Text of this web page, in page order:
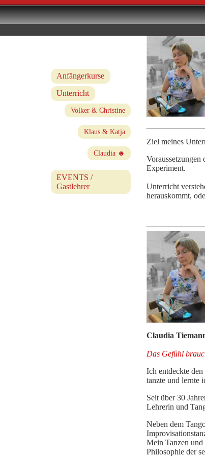
Anfängerkurse
Unterricht
Volker & Christine
Klaus & Katja
Claudia
EVENTS /
Gastlehrer
Ziel meines
Experiment.
Unterricht
herauskommt,
Claudia
Das Gefühl
Ich entdeckte
tanzte und lernte
Seit über 30
Lehrerin und
Neben dem
Mein Tanzen
Philosophie der